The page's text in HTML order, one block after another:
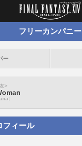
フリーカンパニー
ー
>
フィール